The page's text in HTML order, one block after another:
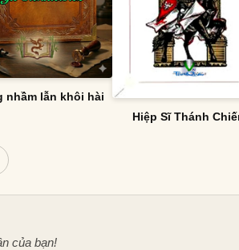
nhầm lẫn khôi hài
Hiệp Sĩ Thánh
của bạn!